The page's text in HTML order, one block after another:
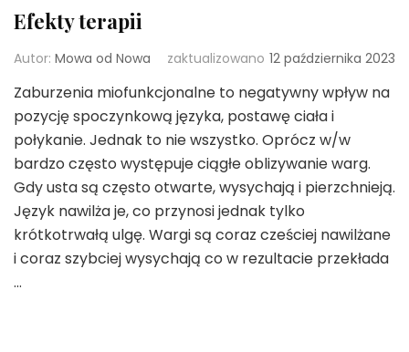
Efekty terapii
Autor: Mowa od Nowa zaktualizowano 12 października 2023
Zaburzenia miofunkcjonalne to negatywny wpływ na
pozycję spoczynkową języka, postawę ciała i
połykanie. Jednak to nie wszystko. Oprócz w/w
bardzo często występuje ciągłe oblizywanie warg.
Gdy usta są często otwarte, wysychają i pierzchnieją.
Język nawilża je, co przynosi jednak tylko
krótkotrwałą ulgę. Wargi są coraz cześciej nawilżane
i coraz szybciej wysychają co w rezultacie przekłada
…